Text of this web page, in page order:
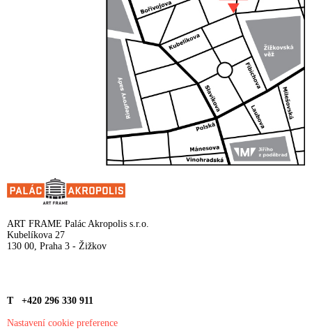
ART FRAME Palác Akropolis s.r.o.
Kubelíkova 27
130 00, Praha 3 - Žižkov
T +420 296 330 911
Nastavení cookie preference